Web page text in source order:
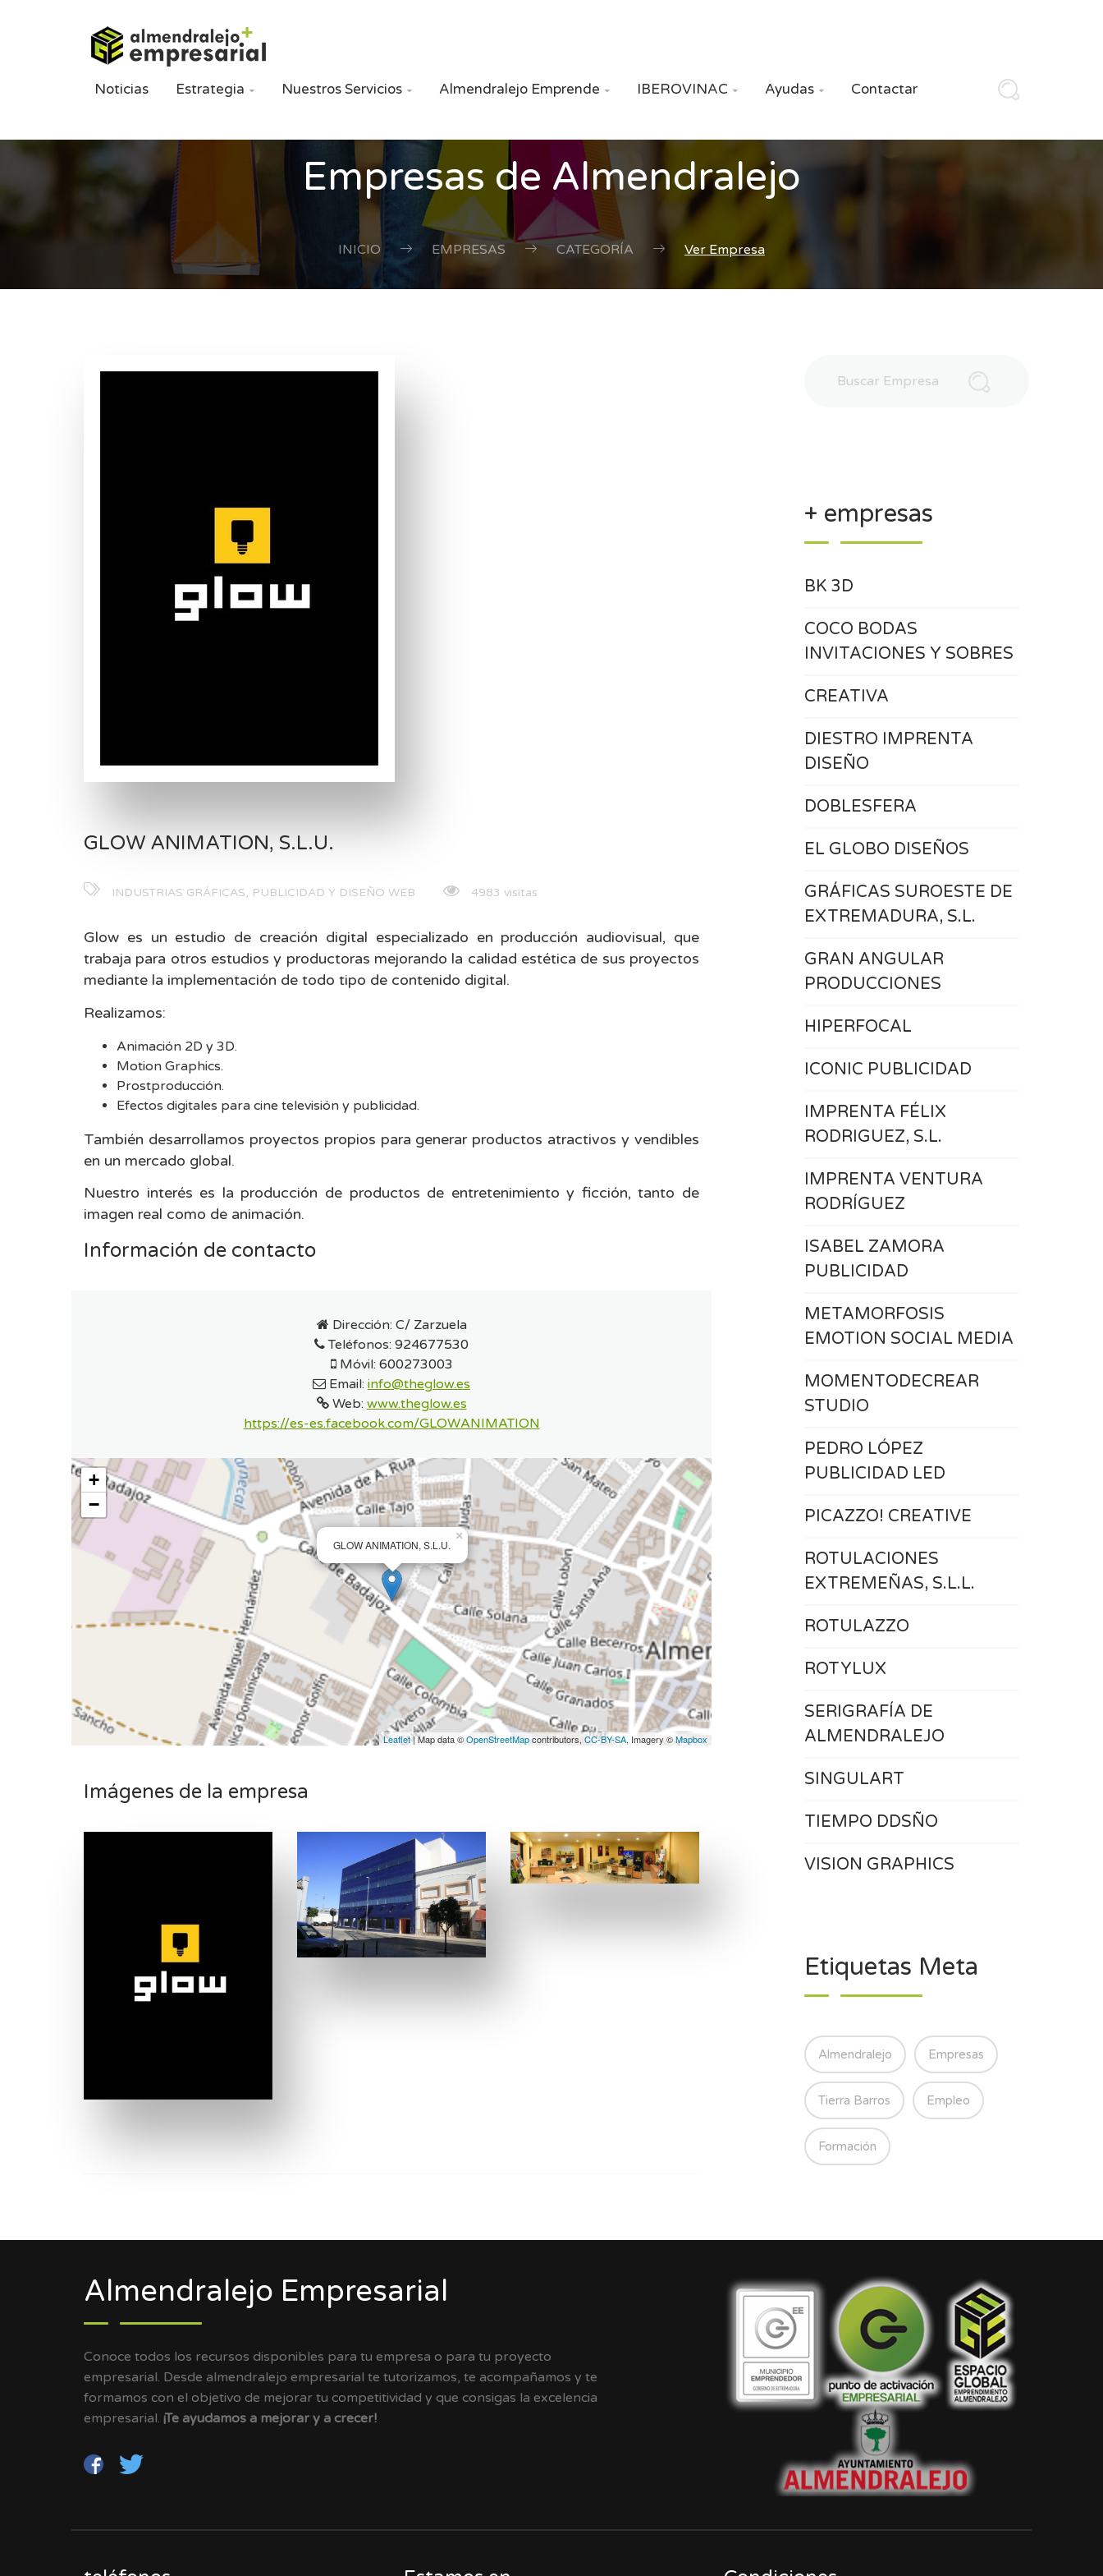
Noticias Estrategia  Nuestros Servicios  Almendralejo Emprende  IBEROVINAC  Ayudas  Contactar
Empresas de Almendralejo
INICIO EMPRESAS CATEGORÍA Ver Empresa
GLOW ANIMATION, S.L.U.
INDUSTRIAS GRÁFICAS, PUBLICIDAD Y DISEÑO WEB 4983 visitas
Glow es un estudio de creación digital especializado en producción audiovisual, que
trabaja para otros estudios y productoras mejorando la calidad estética de sus proyectos
mediante la implementación de todo tipo de contenido digital.
Realizamos:
Animación 2D y 3D.
Motion Graphics.
Prostproducción.
Efectos digitales para cine televisión y publicidad.
También desarrollamos proyectos propios para generar productos atractivos y vendibles
en un mercado global.
Nuestro interés es la producción de productos de entretenimiento y ficción, tanto de
imagen real como de animación.
Información de contacto
Dirección: C/ Zarzuela
Teléfonos: 924677530
Móvil: 600273003
Email: info@theglow.es
Web: www.theglow.es
https://es-es.facebook.com/GLOWANIMATION
GLOW ANIMATION, S.L.U.
×
+
−
Leaflet| Map data ©OpenStreetMapcontributors, CC-BY-SA, Imagery ©Mapbox
Imágenes de la empresa
+ empresas
BK 3D
COCO BODAS
INVITACIONES Y SOBRES
CREATIVA
DIESTRO IMPRENTA
DISEÑO
DOBLESFERA
EL GLOBO DISEÑOS
GRÁFICAS SUROESTE DE
EXTREMADURA, S.L.
GRAN ANGULAR
PRODUCCIONES
HIPERFOCAL
ICONIC PUBLICIDAD
IMPRENTA FÉLIX
RODRIGUEZ, S.L.
IMPRENTA VENTURA
RODRÍGUEZ
ISABEL ZAMORA
PUBLICIDAD
METAMORFOSIS
EMOTION SOCIAL MEDIA
MOMENTODECREAR
STUDIO
PEDRO LÓPEZ
PUBLICIDAD LED
PICAZZO! CREATIVE
ROTULACIONES
EXTREMEÑAS, S.L.L.
ROTULAZZO
ROTYLUX
SERIGRAFÍA DE
ALMENDRALEJO
SINGULART
TIEMPO DDSÑO
VISION GRAPHICS
Etiquetas Meta
Almendralejo Empresas
Tierra Barros Empleo
Formación
Almendralejo Empresarial
Conoce todos los recursos disponibles para tu empresa o para tu proyecto
empresarial. Desde almendralejo empresarial te tutorizamos, te acompañamos y te
formamos con el objetivo de mejorar tu competitividad y que consigas la excelencia
empresarial. ¡Te ayudamos a mejorar y a crecer!